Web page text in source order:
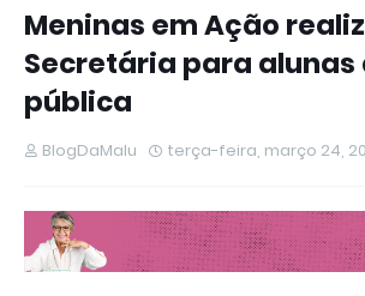
Meninas em Ação
Secretária para alunas
pública
BlogDaMalu terça-feira, março 24,